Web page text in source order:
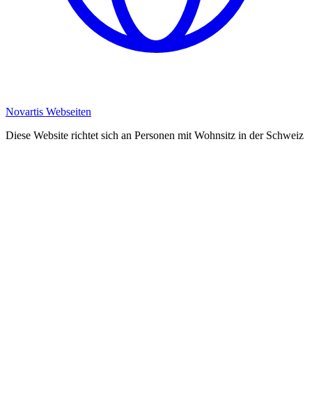
Novartis Webseiten
Diese Website richtet sich an Personen mit Wohnsitz in der Schweiz